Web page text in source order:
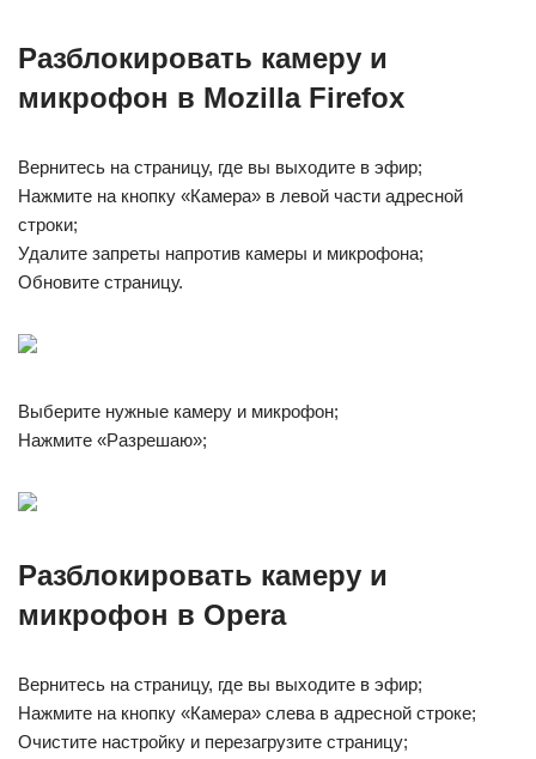
Разблокировать камеру и
микрофон в Mozilla Firefox
Вернитесь на страницу, где вы выходите в эфир;
Нажмите на кнопку «Камера» в левой части адресной
строки;
Удалите запреты напротив камеры и микрофона;
Обновите страницу.
Выберите нужные камеру и микрофон;
Нажмите «Разрешаю»;
Разблокировать камеру и
микрофон в Opera
Вернитесь на страницу, где вы выходите в эфир;
Нажмите на кнопку «Камера» слева в адресной строке;
Очистите настройку и перезагрузите страницу;